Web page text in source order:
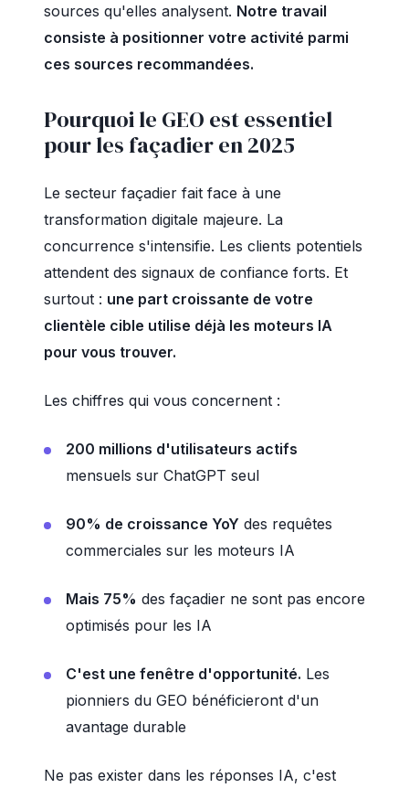
sources qu'elles analysent. Notre travail
consiste à positionner votre activité parmi
ces sources recommandées.
Pourquoi le GEO est essentiel
pour les façadier en 2025
Le secteur façadier fait face à une
transformation digitale majeure. La
concurrence s'intensifie. Les clients potentiels
attendent des signaux de confiance forts. Et
surtout : une part croissante de votre
clientèle cible utilise déjà les moteurs IA
pour vous trouver.
Les chiffres qui vous concernent :
200 millions d'utilisateurs actifs
mensuels sur ChatGPT seul
90% de croissance YoY des requêtes
commerciales sur les moteurs IA
Mais 75% des façadier ne sont pas encore
optimisés pour les IA
C'est une fenêtre d'opportunité. Les
pionniers du GEO bénéficieront d'un
avantage durable
Ne pas exister dans les réponses IA, c'est